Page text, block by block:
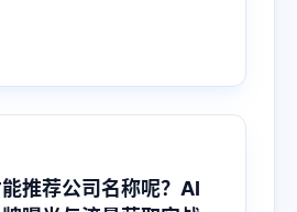
推荐公司名称呢？AI